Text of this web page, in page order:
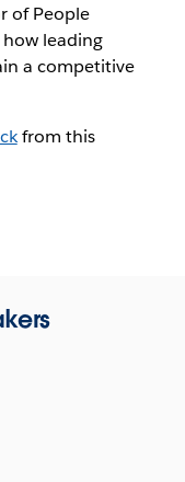
of People
how leading
a competitive
from this